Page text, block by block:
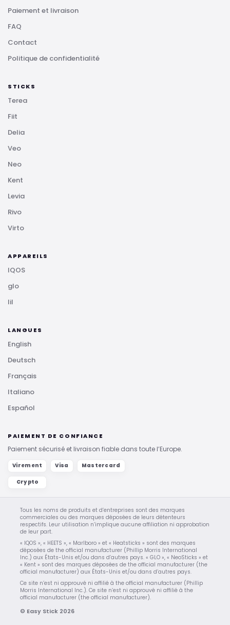
Paiement et livraison
FAQ
Contact
Politique de confidentialité
STICKS
Terea
Fiit
Delia
Veo
Neo
Kent
Levia
Rivo
Virto
APPAREILS
IQOS
glo
lil
LANGUES
English
Deutsch
Français
Italiano
Español
PAIEMENT DE CONFIANCE
Paiement sécurisé et livraison fiable dans toute l’Europe.
Virement Visa Mastercard
Crypto
Tous les noms de produits et d’entreprises sont des marques
commerciales ou des marques déposées de leurs détenteurs
respectifs. Leur utilisation n’implique aucune affiliation ni approbation
de leur part.
« IQOS », « HEETS », « Marlboro » et « Heatsticks » sont des marques
déposées de the official manufacturer (Phillip Morris International
Inc.) aux États-Unis et/ou dans d’autres pays. « GLO », « NeoSticks » et
« Kent » sont des marques déposées de the official manufacturer (the
official manufacturer) aux États-Unis et/ou dans d’autres pays.
Ce site n’est ni approuvé ni affilié à the official manufacturer (Phillip
Morris International Inc.). Ce site n’est ni approuvé ni affilié à the
official manufacturer (the official manufacturer).
© Easy Stick 2026